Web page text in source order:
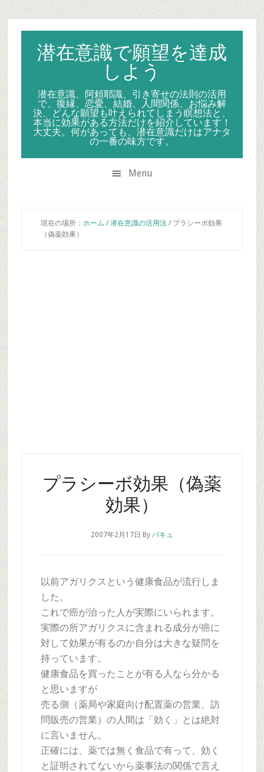
Skip
to
secondary
menu
Skip
to
main
content
Skip
to
primary
sidebar
潜在意識で願望を達成
しよう
潜在意識、阿頼耶識、引き寄せの法則の活用
で、復縁、恋愛、結婚、人間関係、お悩み解
決、どんな願望も叶えられてしまう瞑想法と、
本当に効果がある方法だけを紹介しています！
大丈夫。何があっても、潜在意識だけはアナタ
の一番の味方です。
Menu
現在の場所： ホーム / 潜在意識の活用法 /プラシーボ効果
（偽薬効果）
プラシーボ効果（偽薬
効果）
2007年2月17日 By バキュ
以前アガリクスという健康食品が流行しま
した。
これで癌が治った人が実際にいられます。
実際の所アガリクスに含まれる成分が癌に
対して効果が有るのか自分は大きな疑問を
持っています。
健康食品を買ったことが有る人なら分かる
と思いますが
売る側（薬局や家庭向け配置薬の営業、訪
問販売の営業）の人間は「効く」とは絶対
に言いません。
正確には、薬では無く食品で有って、効く
と証明されてないから薬事法の関係で言え